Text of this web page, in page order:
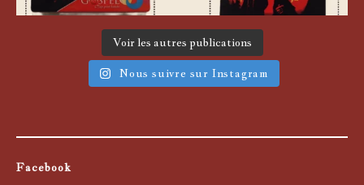
Voir les autres publications
Nous suivre sur Instagram
Facebook